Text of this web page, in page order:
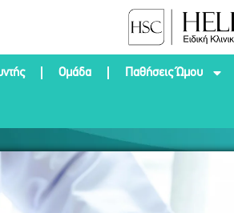
Ομάδα Παθήσεις Ώμου